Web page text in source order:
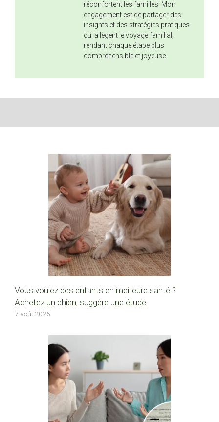
réconfortent les familles. Mon
engagement est de partager des
insights et des stratégies pratiques
qui allègent le voyage familial,
rendant chaque étape plus
compréhensible et joyeuse.
Vous voulez des enfants en meilleure santé ?
Achetez un chien, suggère une étude
7 août 2026